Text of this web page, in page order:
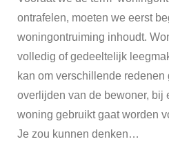
ontrafelen, moeten we eerst
woningontruiming inhoudt.
volledig of gedeeltelijk
kan om verschillende
overlijden van de bewoner, bij
woning gebruikt gaat worden
Je zou kunnen denken…